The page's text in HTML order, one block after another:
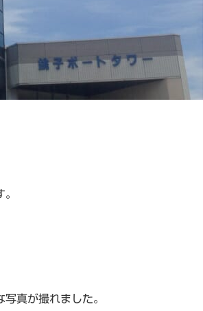
真が撮れました。